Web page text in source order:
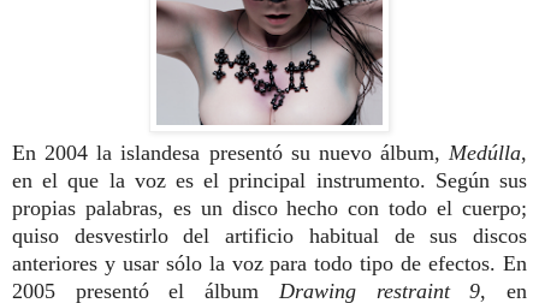
En 2004 la islandesa presentó su nuevo álbum, Medúlla,
en el que la voz es el principal instrumento. Según sus
propias palabras, es un disco hecho con todo el cuerpo;
quiso desvestirlo del artificio habitual de sus discos
anteriores y usar sólo la voz para todo tipo de efectos. En
2005 presentó el álbum Drawing restraint 9, en